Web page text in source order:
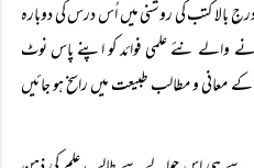
بالا کتب کی روشنی میں اُس درس کی دوبارہ
نئے علمی فوائد کو اپنے پاس نوٹ
و مطالب طبیعت میں راسخ ہو جائیں